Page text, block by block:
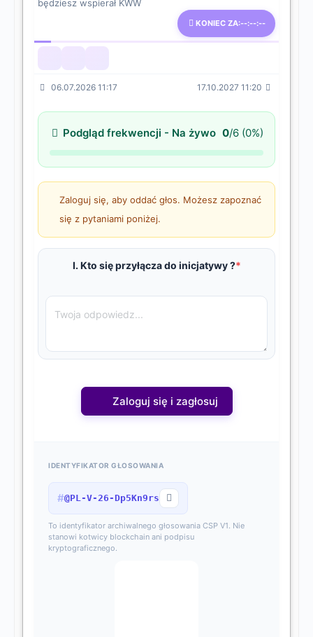
będziesz wspierał KWW
KONIEC ZA:--:--:--
06.07.2026 11:17 17.10.2027 11:20
Podgląd frekwencji - Na żywo 0/6 (0%)
Zaloguj się, aby oddać głos. Możesz zapoznać
się z pytaniami poniżej.
I. Kto się przyłącza do inicjatywy ?*
Zaloguj się i zagłosuj
IDENTYFIKATOR GŁOSOWANIA
#@PL-V-26-Dp5Kn9rs
To identyfikator archiwalnego głosowania CSP V1. Nie
stanowi kotwicy blockchain ani podpisu
kryptograficznego.